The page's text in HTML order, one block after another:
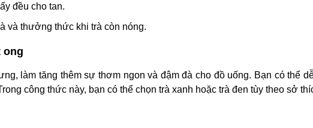
đều cho tan.
và thưởng thức khi trà còn nóng.
ong
làm tăng thêm sự thơm ngon và đậm đà cho đồ uống. Bạn có thể
công thức này, bạn có thể chọn trà xanh hoặc trà đen tùy theo sở